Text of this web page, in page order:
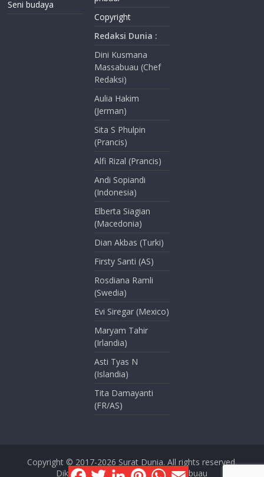
Seni budaya
Copyright
Redaksi Dunia :
Dini Kusmana
Massabuau (Chef
Redaksi)
Aulia Hakim
(Jerman)
Sita S Phulpin
(Prancis)
Alfi Rizal (Prancis)
Andi Sopiandi
(Indonesia)
Elberta Siagian
(Macedonia)
Dian Akbas (Turki)
Firsty Santi (AS)
Rosdiana Ramli
(Swedia)
Evi Siregar (Mexico)
Maryam Tahir
(Irlandia)
Asti Tyas N
(Islandia)
Tita Damayanti
(FR/AS)
Copyright © 2017-2026 Surat Dunia. All rights reserved.
Dikelola oleh Dini Kusmana Massabuau
F T L P W E